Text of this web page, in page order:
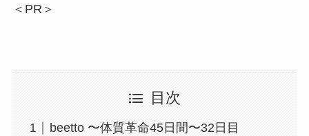
＜PR＞
目次
beetto 〜体質革命45日間〜32日目